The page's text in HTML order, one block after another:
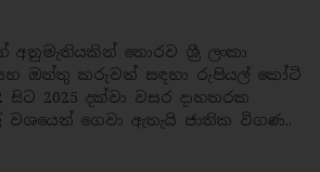
අනුමැතියකින් තොරව ශ්‍රී ලංකා
ඔත්තු කරුවන් සඳහා රුපියල් කෝටි
සිට 2025 දක්වා වසර දාහතරක
වශයෙන් ගෙවා ඇතැයි ජාතික විගණ..